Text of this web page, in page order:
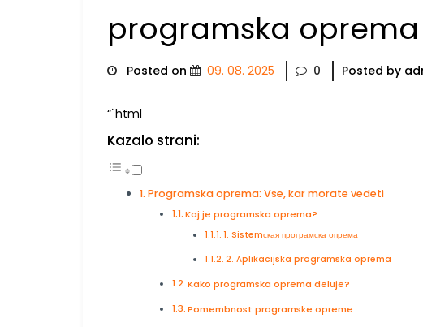
programska oprema
Posted on 09. 08. 2025 0 Posted by
“`html
Kazalo strani:
Programska oprema: Vse, kar morate vedeti
Kaj je programska oprema?
1. Sistemская програмска опрема
2. Aplikacijska programska oprema
Kako programska oprema deluje?
Pomembnost programske opreme